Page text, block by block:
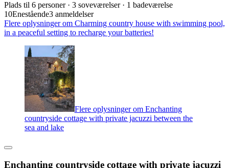
Plads til 6 personer · 3 soveværelser · 1 badeværelse
10Enestående3 anmeldelser
Flere oplysninger om Charming country house with swimming pool,
in a peaceful setting to recharge your batteries!
Flere oplysninger om Enchanting
countryside cottage with private jacuzzi between the
sea and lake
Enchanting countryside cottage with private jacuzzi